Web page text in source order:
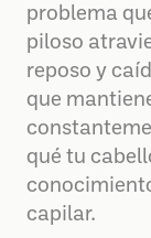
problema
piloso
reposo y
que
qué tu
capilar.